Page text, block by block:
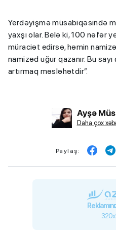
Yerdəyişmə müsabiqəsində
yaxşı olar. Belə ki, 100 nəfər
müraciət edirsə, həmin
namizəd uğur qazanır. Bu
artırmaq məsləhətdir”.
Ayşə
Daha çox
Paylaş: